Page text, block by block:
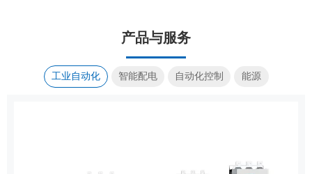
产品与服务
工业自动化 智能配电 自动化控制 能源